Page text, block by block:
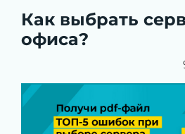
Как выбрать
офиса?